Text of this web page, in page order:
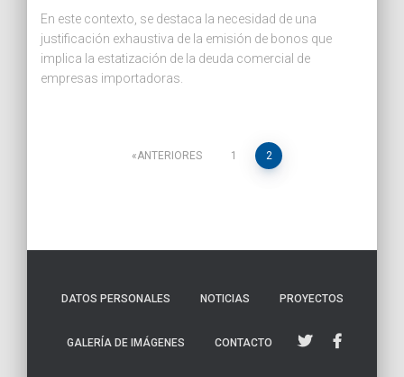
En este contexto, se destaca la necesidad de una
justificación exhaustiva de la emisión de bonos que
implica la estatización de la deuda comercial de
empresas importadoras.
PaginaciónANTERIORES 1 2
DATOS PERSONALES NOTICIAS PROYECTOS
GALERÍA DE IMÁGENES CONTACTO